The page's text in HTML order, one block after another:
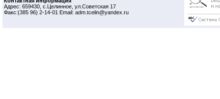
Адрес: 659430, с.Целинное, ул.Советская 17
Факс:(385 96) 2-14-01 Email: adm.tcelin@yandex.ru